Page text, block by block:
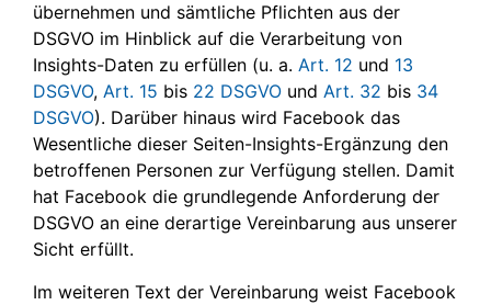
übernehmen und sämtliche Pflichten aus der
DSGVO im Hinblick auf die Verarbeitung von
Insights-Daten zu erfüllen (u. a. Art. 12 und 13
DSGVO, Art. 15 bis 22 DSGVO und Art. 32 bis 34
DSGVO). Darüber hinaus wird Facebook das
Wesentliche dieser Seiten-Insights-Ergänzung den
betroffenen Personen zur Verfügung stellen. Damit
hat Facebook die grundlegende Anforderung der
DSGVO an eine derartige Vereinbarung aus unserer
Sicht erfüllt.
Im weiteren Text der Vereinbarung weist Facebook